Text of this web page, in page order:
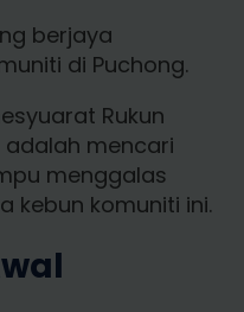
berjaya
di Puchong.
Rukun
adalah mencari
menggalas
kebun komuniti ini.